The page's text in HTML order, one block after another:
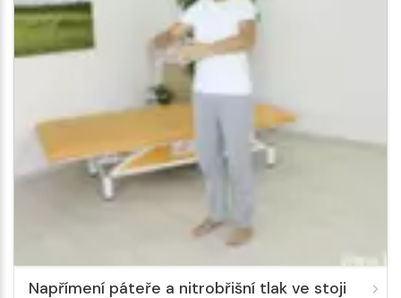
Napřímení páteře a nitrobřišní tlak ve stoji